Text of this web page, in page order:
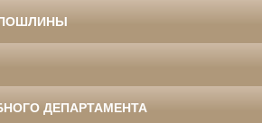
ДЕПАРТАМЕНТА